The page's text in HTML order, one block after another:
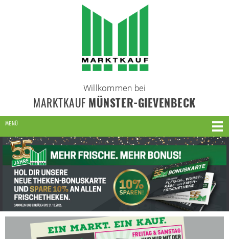
Willkommen bei
MARKTKAUF MÜNSTER-GIEVENBECK
MENÜ